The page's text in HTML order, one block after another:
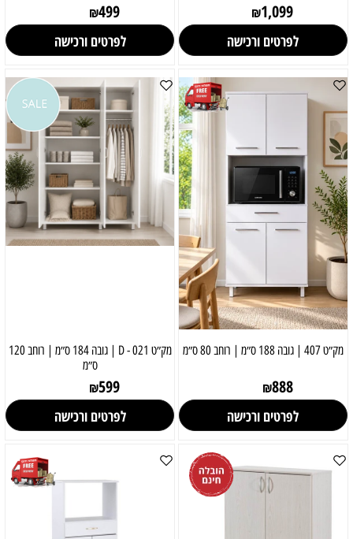
₪1,099
לפרטים ורכישה
₪499
לפרטים ורכישה
מק״ט 407 | גובה 188 ס״מ | רוחב 80 ס״מ
₪888
לפרטים ורכישה
מק״ט 021 - D | גובה 184 ס״מ | רוחב 120
ס״מ
₪599
לפרטים ורכישה